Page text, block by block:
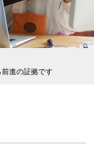
進の証拠です